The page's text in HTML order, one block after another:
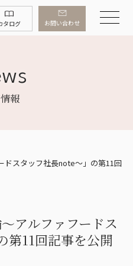
タログ お問い合わせ
報
ドスタッフ社長note～」の第11回
アルファフードス
第11回記事を公開